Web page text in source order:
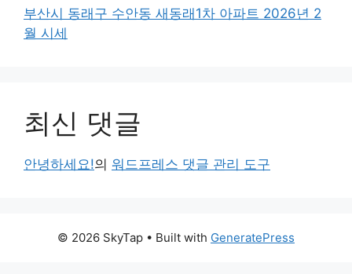
부산시 동래구 수안동 새동래1차 아파트 2026년 2
월 시세
최신 댓글
안녕하세요!의 워드프레스 댓글 관리 도구
© 2026 SkyTap • Built with GeneratePress